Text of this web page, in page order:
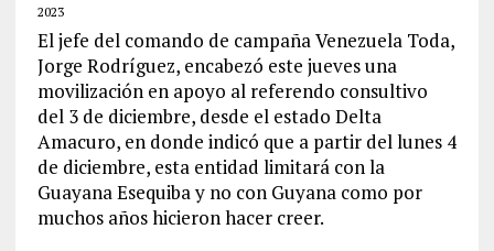
2023
El jefe del comando de campaña Venezuela Toda,
Jorge Rodríguez, encabezó este jueves una
movilización en apoyo al referendo consultivo
del 3 de diciembre, desde el estado Delta
Amacuro, en donde indicó que a partir del lunes 4
de diciembre, esta entidad limitará con la
Guayana Esequiba y no con Guyana como por
muchos años hicieron hacer creer.